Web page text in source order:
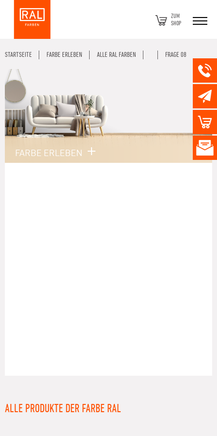
ZUM
SHOP
STARTSEITE FARBE ERLEBEN ALLE RAL FARBEN FRAGE 08
FARBE ERLEBEN
ALLE PRODUKTE DER FARBE RAL